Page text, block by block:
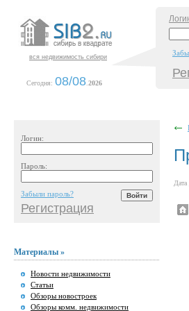
вся недвижимость сибири
Сегодня: 08/08 2026
Логин:
Пароль:
Забыли пароль?
Регистрация
Материалы »
Новости недвижимости
Статьи
Обзоры новостроек
Обзоры комм. недвижимости